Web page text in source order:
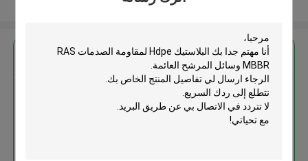
احصل على افضل سعر ل
RAS MBBR وسائل المرشح العائمة